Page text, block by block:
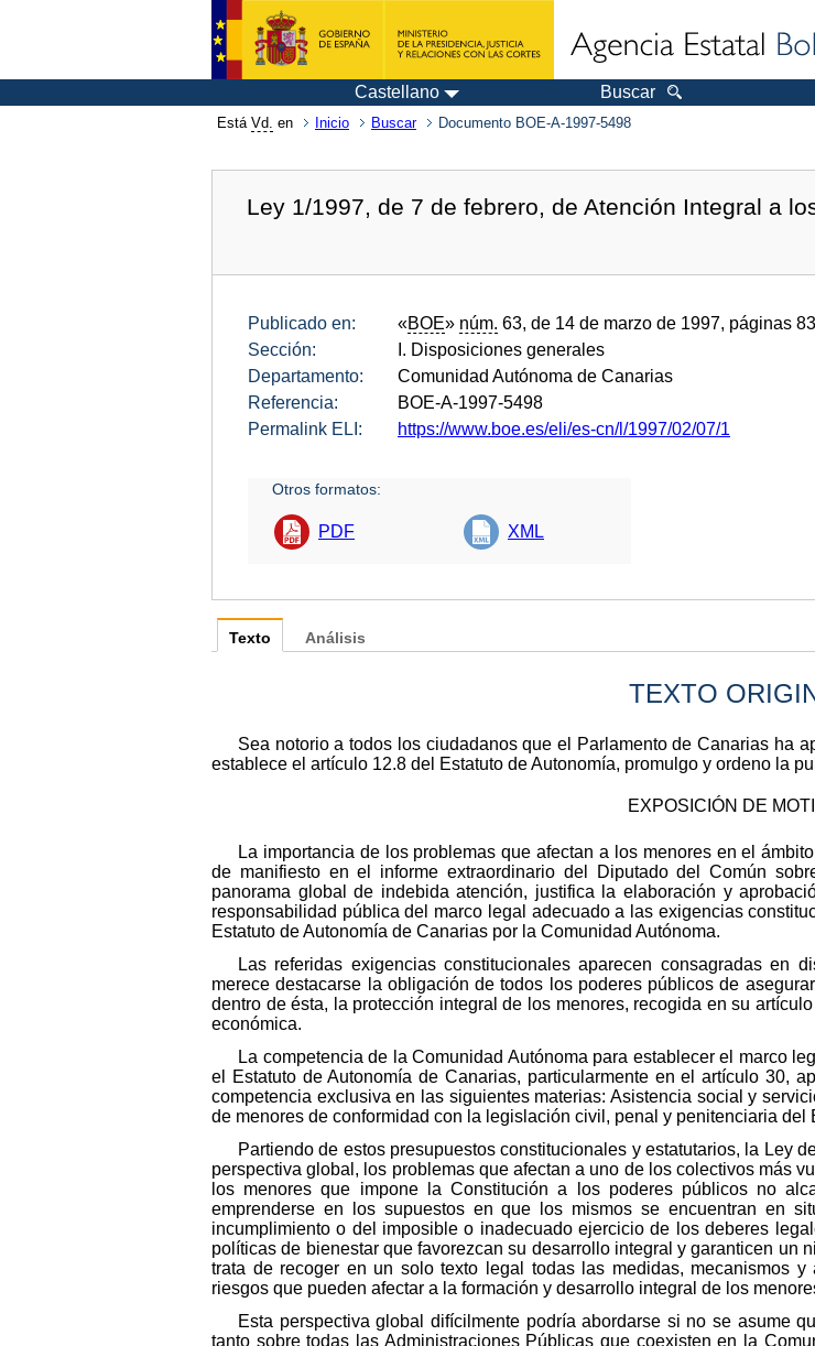
Castellano Buscar
Está Vd. en Inicio Buscar Documento BOE-A-1997-5498
Ley 1/1997, de 7 de febrero, de Atención Integral a
Publicado en: «BOE» núm. 63, de 14 de marzo de 1997, páginas
Sección:
I. Disposiciones generales
Departamento:
Comunidad Autónoma de Canarias
Referencia:
BOE-A-1997-5498
Permalink ELI:
https://www.boe.es/eli/es-cn/l/1997/02/07/1
Otros formatos:
PDF XML
Texto
TEXTO
Sea notorio a todos los ciudadanos que el Parlamento de Canarias ha
establece el artículo 12.8 del Estatuto de Autonomía, promulgo y ordeno la
EXPOSICIÓN DE
La importancia de los problemas que afectan a los menores en el
de manifiesto en el informe extraordinario del Diputado del Común
panorama global de indebida atención, justifica la elaboración y
responsabilidad pública del marco legal adecuado a las exigencias
Estatuto de Autonomía de Canarias por la Comunidad Autónoma.
Las referidas exigencias constitucionales aparecen consagradas en
merece destacarse la obligación de todos los poderes públicos de
dentro de ésta, la protección integral de los menores, recogida en su
económica.
La competencia de la Comunidad Autónoma para establecer el marco
el Estatuto de Autonomía de Canarias, particularmente en el artículo 30,
competencia exclusiva en las siguientes materias: Asistencia social y
de menores de conformidad con la legislación civil, penal y penitenciaria del
Partiendo de estos presupuestos constitucionales y estatutarios, la Ley
perspectiva global, los problemas que afectan a uno de los colectivos más
los menores que impone la Constitución a los poderes públicos no
emprenderse en los supuestos en que los mismos se encuentran en
incumplimiento o del imposible o inadecuado ejercicio de los deberes
políticas de bienestar que favorezcan su desarrollo integral y garanticen un
trata de recoger en un solo texto legal todas las medidas, mecanismos
riesgos que pueden afectar a la formación y desarrollo integral de los
Esta perspectiva global difícilmente podría abordarse si no se asume
tanto sobre todas las Administraciones Públicas que coexisten en la
Análisis